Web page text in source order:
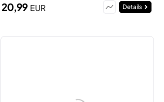
20,99 EUR Details